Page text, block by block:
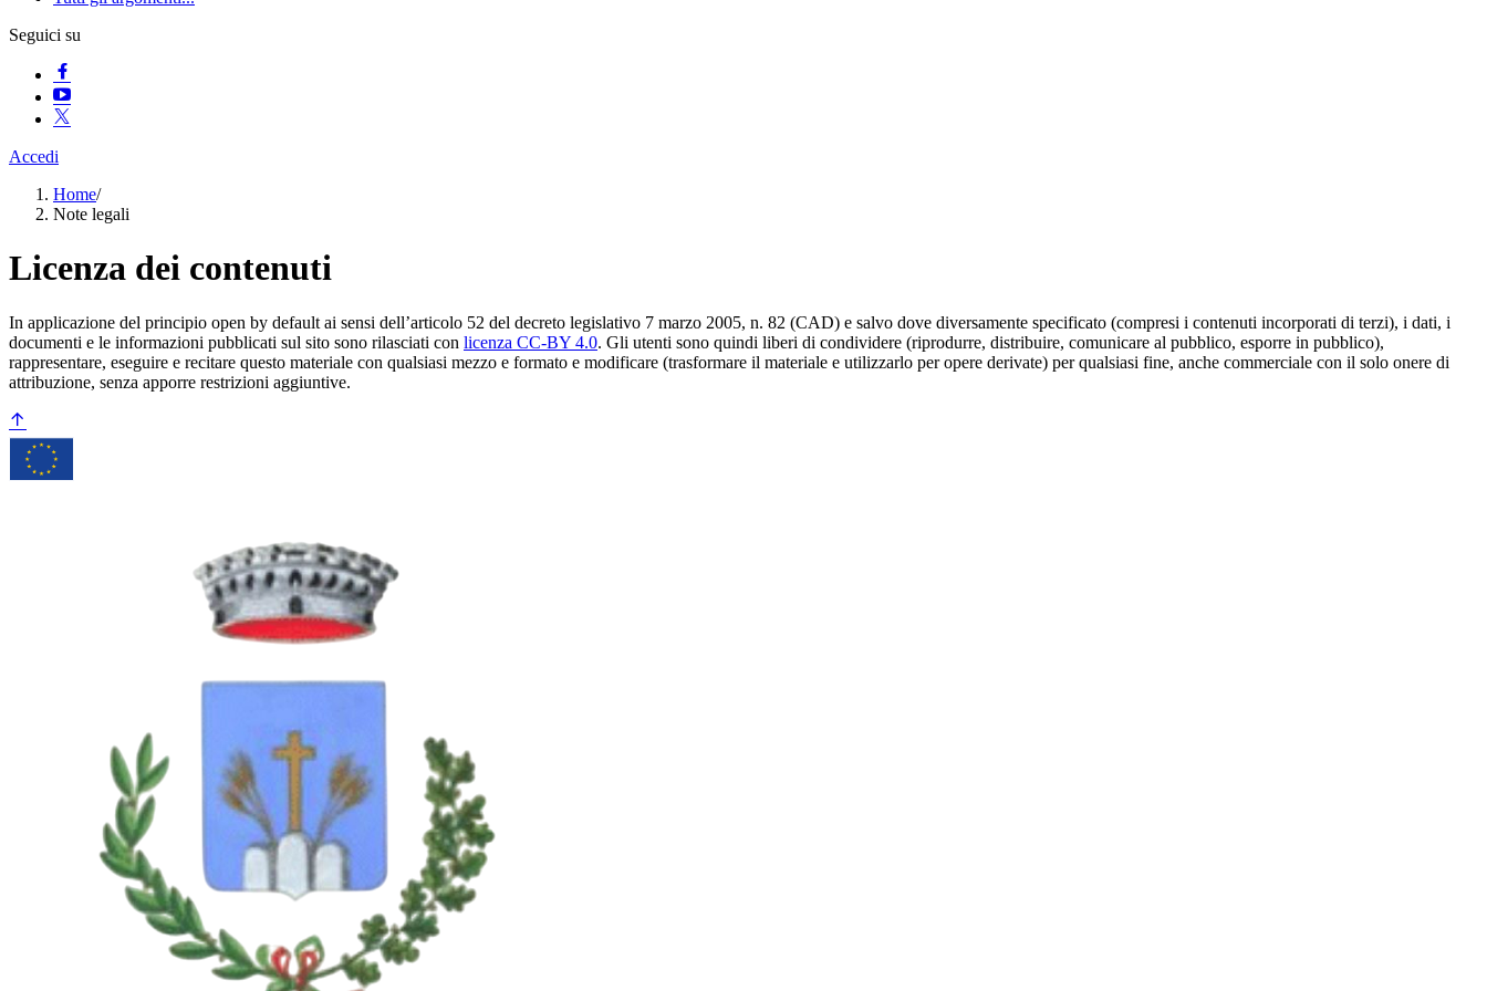
Seguici su
Accedi
Home/
Note legali
Licenza dei contenuti
In applicazione del principio open by default ai sensi dell’articolo 52 del decreto legislativo 7 marzo 2005, n. 82 (CAD) e salvo dove diversamente specificato (compresi i contenuti incorporati di terzi), i dati, i
documenti e le informazioni pubblicati sul sito sono rilasciati con licenza CC-BY 4.0. Gli utenti sono quindi liberi di condividere (riprodurre, distribuire, comunicare al pubblico, esporre in pubblico),
rappresentare, eseguire e recitare questo materiale con qualsiasi mezzo e formato e modificare (trasformare il materiale e utilizzarlo per opere derivate) per qualsiasi fine, anche commerciale con il solo onere di
attribuzione, senza apporre restrizioni aggiuntive.